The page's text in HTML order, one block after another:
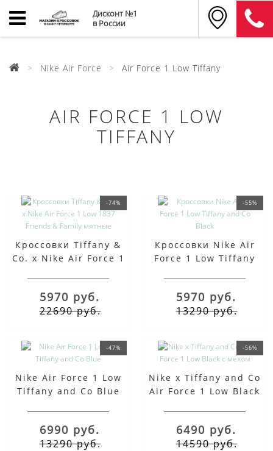
Дисконт №1
в России
Nike Air Force Air Force 1 Low Tiffany
AIR FORCE 1 LOW
TIFFANY
-74%
Кроссовки Tiffany &
Co. x Nike Air Force 1
5970 руб.
22690 руб.
-55%
Кроссовки Nike Air
Force 1 Low Tiffany
5970 руб.
13290 руб.
-47%
Nike Air Force 1 Low
Tiffany and Co Blue
6990 руб.
13290 руб.
-56%
Nike x Tiffany and Co
Air Force 1 Low Black
6490 руб.
14590 руб.